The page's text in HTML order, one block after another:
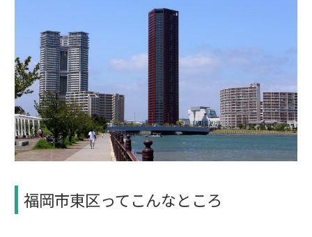
福岡市東区ってこんなところ